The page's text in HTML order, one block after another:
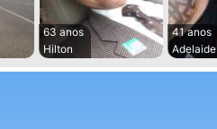
63 anos
Hilton
41 anos
Adelaide